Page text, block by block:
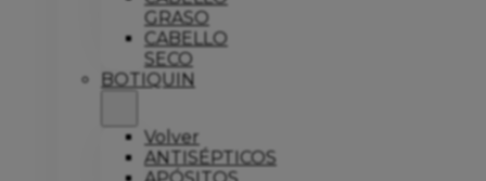
GRASO
CABELLO
SECO
BOTIQUIN
Volver
ANTISÉPTICOS